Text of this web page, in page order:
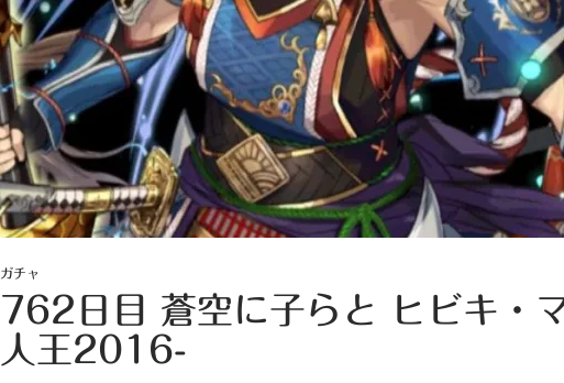
ガチャ
762日目 蒼空に子らと ヒビキ・
人王2016-